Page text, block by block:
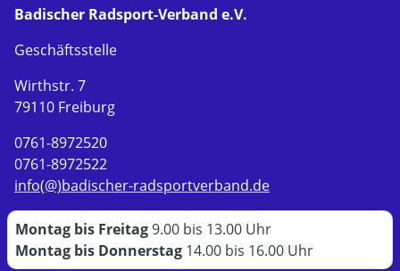
Badischer Radsport-Verband e.V.
Geschäftsstelle
Wirthstr. 7
79110 Freiburg
0761-8972520
0761-8972522
info(@)badischer-radsportverband.de
Montag bis Freitag9.00 bis 13.00 Uhr
Montag bis Donnerstag 14.00 bis 16.00 Uhr